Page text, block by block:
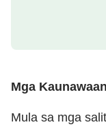
Mga
Mula sa mga